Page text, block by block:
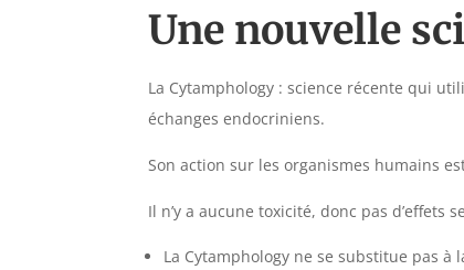
Une nouvelle
La Cytamphology : science récente qui
échanges endocriniens.
Son action sur les organismes humains
Il n’y a aucune toxicité, donc pas
La Cytamphology ne se substitue pas